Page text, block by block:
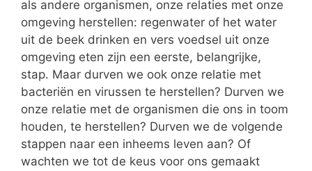
als andere organismen, onze relaties met onze
omgeving herstellen: regenwater of het water
uit de beek drinken en vers voedsel uit onze
omgeving eten zijn een eerste, belangrijke,
stap. Maar durven we ook onze relatie met
bacteriën en virussen te herstellen? Durven we
onze relatie met de organismen die ons in toom
houden, te herstellen? Durven we de volgende
stappen naar een inheems leven aan? Of
wachten we tot de keus voor ons gemaakt